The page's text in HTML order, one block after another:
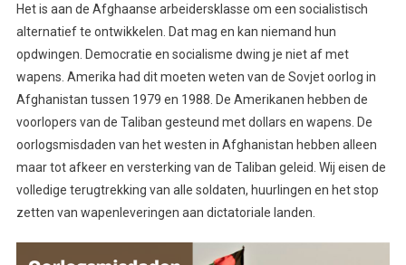
Het is aan de Afghaanse arbeidersklasse om een socialistisch
alternatief te ontwikkelen. Dat mag en kan niemand hun
opdwingen. Democratie en socialisme dwing je niet af met
wapens. Amerika had dit moeten weten van de Sovjet oorlog in
Afghanistan tussen 1979 en 1988. De Amerikanen hebben de
voorlopers van de Taliban gesteund met dollars en wapens. De
oorlogsmisdaden van het westen in Afghanistan hebben alleen
maar tot afkeer en versterking van de Taliban geleid. Wij eisen de
volledige terugtrekking van alle soldaten, huurlingen en het stop
zetten van wapenleveringen aan dictatoriale landen.